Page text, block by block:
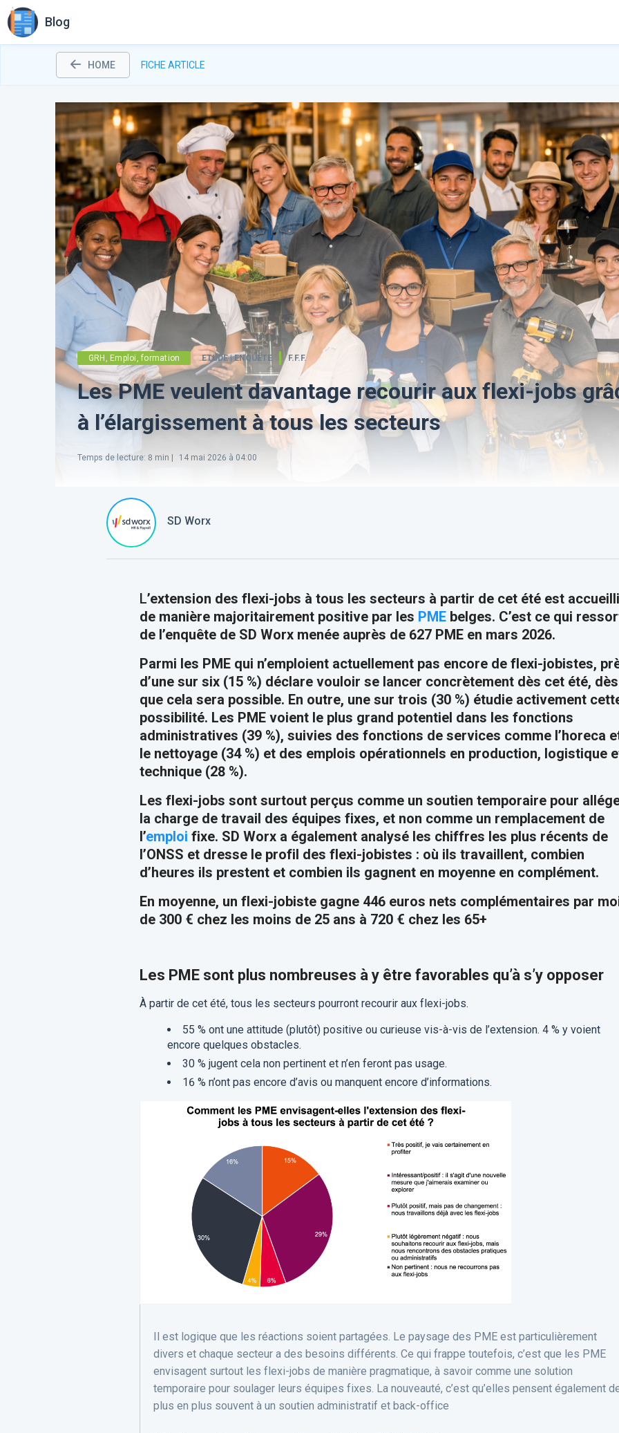
Blog
HOME FICHE ARTICLE
GRH, Emploi, formation ETUDE | ENQUÊTE F.F.F.
Les PME veulent davantage recourir aux flexi-jobs
à l’élargissement à tous les secteurs
Temps de lecture: 8 min | 14 mai 2026 à 04:00
SD Worx
L’extension des flexi-jobs à tous les secteurs à partir de cet été est
de manière majoritairement positive par les PMEbelges. C’est ce qui
de l’enquête de SD Worx menée auprès de 627 PME en mars 2026.
Parmi les PME qui n’emploient actuellement pas encore de flexi-jobistes,
d’une sur six (15 %) déclare vouloir se lancer concrètement dès cet été, dès
que cela sera possible. En outre, une sur trois (30 %) étudie activement
possibilité. Les PME voient le plus grand potentiel dans les fonctions
administratives (39 %), suivies des fonctions de services comme l’horeca
le nettoyage (34 %) et des emplois opérationnels en production, logistique
technique (28 %).
Les flexi-jobs sont surtout perçus comme un soutien temporaire pour
la charge de travail des équipes fixes, et non comme un remplacement de
l’emploi fixe. SD Worx a également analysé les chiffres les plus récents de
l’ONSS et dresse le profil des flexi-jobistes : où ils travaillent, combien
d’heures ils prestent et combien ils gagnent en moyenne en complément.
En moyenne, un flexi-jobiste gagne 446 euros nets complémentaires par
de 300 € chez les moins de 25 ans à 720 € chez les 65+
Les PME sont plus nombreuses à y être favorables qu’à s’y opposer
À partir de cet été, tous les secteurs pourront recourir aux flexi-jobs.
55 % ont une attitude (plutôt) positive ou curieuse vis-à-vis de l’extension. 4 % y voient
encore quelques obstacles.
30 % jugent cela non pertinent et n’en feront pas usage.
16 % n’ont pas encore d’avis ou manquent encore d’informations.
Il est logique que les réactions soient partagées. Le paysage des PME est particulièrement
divers et chaque secteur a des besoins différents. Ce qui frappe toutefois, c’est que les PME
envisagent surtout les flexi-jobs de manière pragmatique, à savoir comme une solution
temporaire pour soulager leurs équipes fixes. La nouveauté, c’est qu’elles pensent également
plus en plus souvent à un soutien administratif et back-office